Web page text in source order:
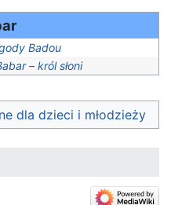
Badou
– król słoni
dla dzieci i młodzieży